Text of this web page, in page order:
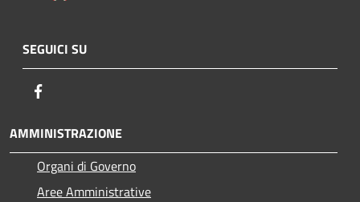
SEGUICI SU
AMMINISTRAZIONE
Organi di Governo
Aree Amministrative